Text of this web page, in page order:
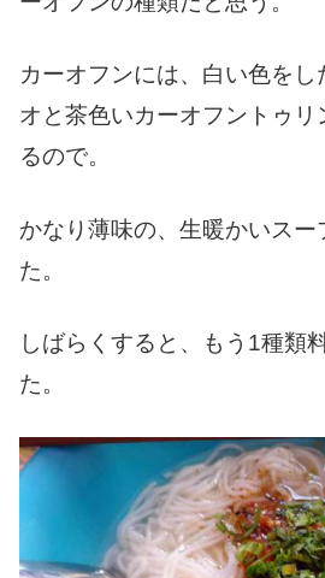
カーオフンには、白い色を
オと茶色いカーオフントゥリ
るので。
かなり薄味の、生暖かいスー
た。
しばらくすると、もう1種類
た。